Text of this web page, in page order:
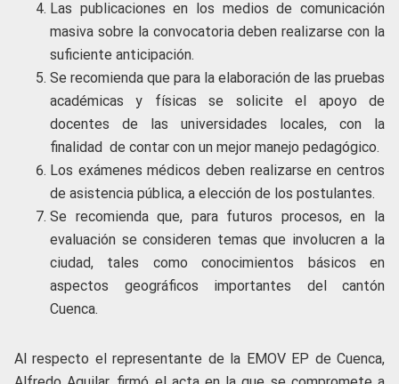
Las publicaciones en los medios de comunicación
masiva sobre la convocatoria deben realizarse con la
suficiente anticipación.
Se recomienda que para la elaboración de las pruebas
académicas y físicas se solicite el apoyo de
docentes de las universidades locales, con la
finalidad de contar con un mejor manejo pedagógico.
Los exámenes médicos deben realizarse en centros
de asistencia pública, a elección de los postulantes.
Se recomienda que, para futuros procesos, en la
evaluación se consideren temas que involucren a la
ciudad, tales como conocimientos básicos en
aspectos geográficos importantes del cantón
Cuenca.
Al respecto el representante de la EMOV EP de Cuenca,